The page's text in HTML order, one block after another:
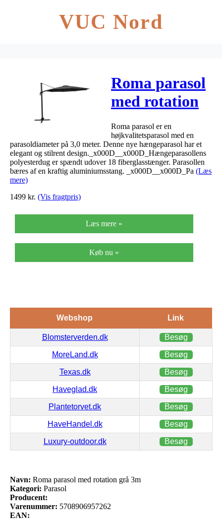
VUC Nord
Roma parasol
med rotation
grå 3m
Roma parasol er en
højkvalitetsparasol med en
parasoldiameter på 3,0 meter. Denne nye hængeparasol har et
elegant og stilrent design._x000D__x000D_Hængeparasollens
polyesterdug er spændt udover 18 fiberglasstænger. Parasollen
bæres af en kraftig aluminiumsstang. _x000D__x000D_Pa (Læs
mere)
1499 kr. (Vis fragtpris)
Læs mere »
Køb nu »
Webshop Link
Blomsterverden.dk Besøg
MoreLand.dk Besøg
Texas.dk Besøg
Haveglad.dk Besøg
Plantetorvet.dk Besøg
HaveHandel.dk Besøg
Luxury-outdoor.dk Besøg
Navn: Roma parasol med rotation grå 3m
Kategori: Parasol
Producent:
Varenummer: 5708906957262
EAN: